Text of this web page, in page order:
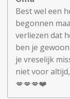
Best wel een
begonnen
verliezen dat
ben je
je vreselijk
niet voor
💋💋💋❤️